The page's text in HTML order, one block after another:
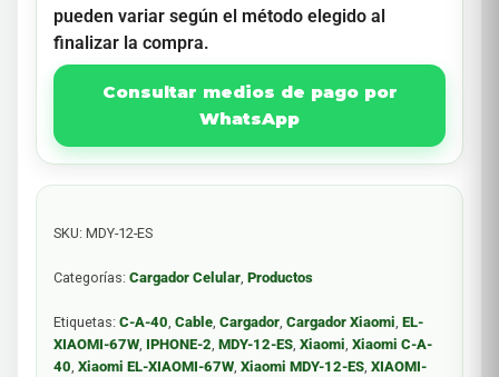
pueden variar según el método elegido al
finalizar la compra.
Consultar medios de pago por
WhatsApp
SKU: MDY-12-ES
Categorías: Cargador Celular, Productos
Etiquetas: C-A-40, Cable, Cargador, Cargador Xiaomi, EL-
XIAOMI-67W, IPHONE-2, MDY-12-ES, Xiaomi, Xiaomi C-A-
40, Xiaomi EL-XIAOMI-67W, Xiaomi MDY-12-ES, XIAOMI-